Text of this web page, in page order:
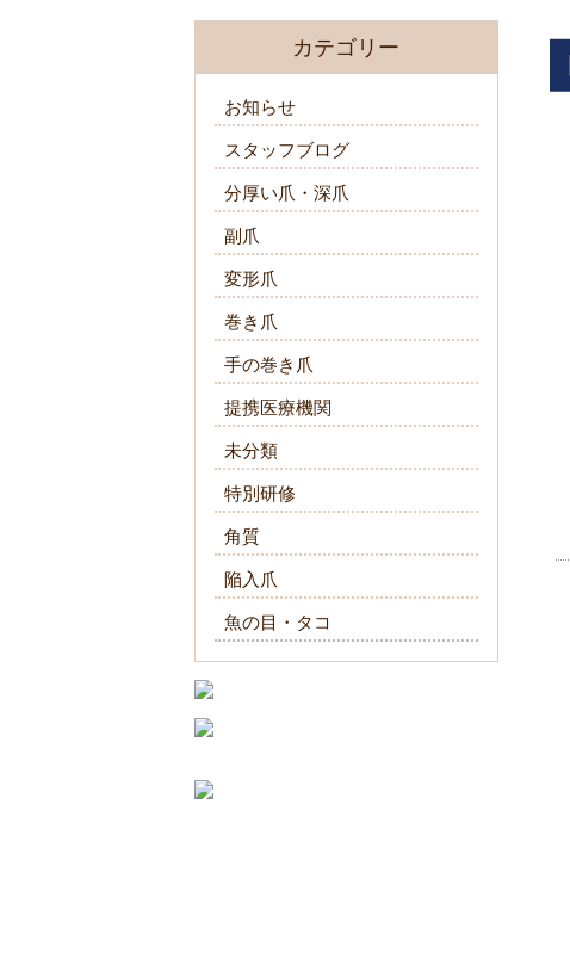
カテゴリー
お知らせ
スタッフブログ
分厚い爪・深爪
副爪
変形爪
巻き爪
手の巻き爪
提携医療機関
未分類
特別研修
角質
陥入爪
魚の目・タコ